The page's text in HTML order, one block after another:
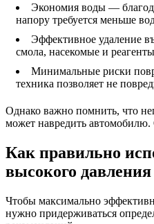
Экономия воды —
напору требуется меньше
Эффективное удаление
смола, насекомые и
Минимальные риски
техника позволяет не
Однако важно помнить, что
может навредить
Как правильно
высокого
Чтобы максимально
нужно придерживаться